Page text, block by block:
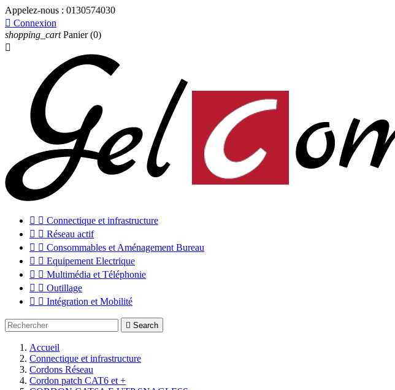
Appelez-nous : 0130574030
 Connexion
shopping_cart Panier (0)

  Connectique et infrastructure
  Réseau actif
  Consommables et Aménagement Bureau
  Equipement Electrique
  Multimédia et Téléphonie
  Outillage
  Intégration et Mobilité
 Search
Accueil
Connectique et infrastructure
Cordons Réseau
Cordon patch CAT6 et +